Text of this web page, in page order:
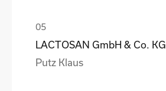
LACTOSAN GmbH & Co. KG
Putz Klaus